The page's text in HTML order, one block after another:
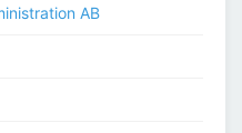
AB